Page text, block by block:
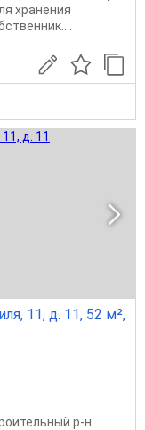
хранения
11, д. 11, 52 м²,
р-н